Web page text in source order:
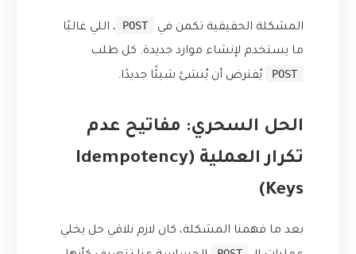
المشكلة الحقيقية تكمن في POST
، اللي غالبًا
ما يستخدم لإنشاء موارد جديدة. كل طلب
POST
يُفترض أن يُنشئ شيئًا جديدًا.
الحل السحري: مفاتيح عدم
تكرار العملية (Idempotency
Keys)
بعد ما فهمنا المشكلة، كان لازم نلاقي حل يخلي